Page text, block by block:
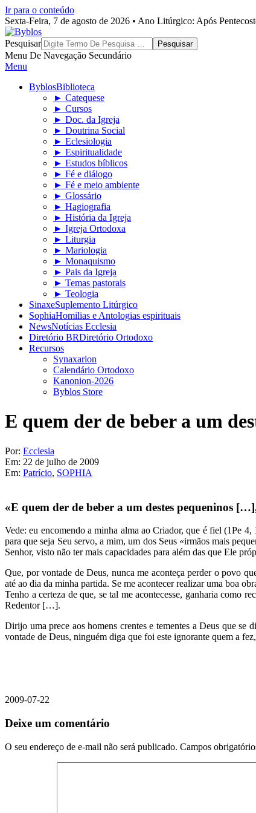
Ir para o conteúdo
Sexta-Feira, 7 de agosto de 2026 • Ano Litúrgico: Após
Byblos
Pesquisar
Menu De Navegação Secundário
Menu
ByblosBiblioteca
► Catequese
► Cursos
► Doc. da Igreja
► Doutrina Social
► Eclesiologia
► Espiritualidade
► Estudos bíblicos
► Fé e diálogo
► Fé e meio ambiente
► Glossário
► Hagiografia
► História da Igreja
► Igreja Ortodoxa
► Liturgia
► Mariologia
► Monaquismo
► Pais da Igreja
► Temas pastorais
► Teologia
SinaxeSuplemento Litúrgico
SophiaHomilias e Antologias espirituais
NewsNotícias Ecclesia
Diretório BRDiretório Ortodoxo
Recursos
Synaxarion
Calendário Ortodoxo
Kanonion-2026
Byblos Store
E quem der de beber a um
Por: Ecclesia
Em: 22 de julho de 2009
Em: Patrício, SOPHIA
«E quem der de beber a um destes pequeninos
Vede: eu encomendo a minha alma ao Criador, que é fiel (1Pe
para que seja Seu servo, a mim, um dos Seus «irmãos mais
Senhor, visto não ter mais capacidades para além das que Ele
Que, por vontade de Deus, nunca me aconteça perder o povo
até ao dia da minha partida. Se me acontecer realizar uma boa
Tenho a certeza de que, se tal me acontecesse, ganharia como
Redentor […].
Dirijo uma prece aos homens crentes e tementes a Deus que se
vontade de Deus, ninguém diga que foi este ignorante quem a
2009-07-22
Deixe um comentário
O seu endereço de e-mail não será publicado. Campos